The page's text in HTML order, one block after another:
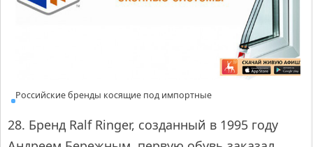
Российские бренды косящие под импортные
28. Бренд Ralf Ringer, созданный в 1995 году